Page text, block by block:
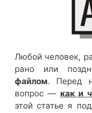
Любой человек,
рано или
файлом. Перед
вопрос — как и
этой статье я